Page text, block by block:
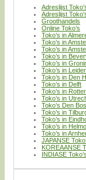
Adreslijst
Adreslijst
Groothandels
Online Toko’s
Toko’s in
Toko’s in
Toko’s in
Toko’s in
Toko’s in
Toko’s in
Toko’s in Den
Toko’s in Delft
Toko’s in
Toko’s in
Toko’s Den
Toko’s in
Toko’s in
Toko’s in
Toko’s in
JAPANSE
KOREAANSE
INDIASE Toko’s